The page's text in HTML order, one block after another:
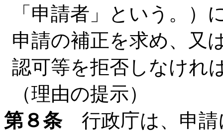
「申請者」という。）
申請の補正を求め、又
認可等を拒否しなけれ
（理由の提示）
第８条行政庁は、申請